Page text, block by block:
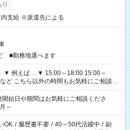
支給 ※派遣先による
■勤務地選べます
ご相談く
始日や期間はお気軽にご相談くださ
～
OK / 履歴書不要 / 40～50代活躍中 / 副